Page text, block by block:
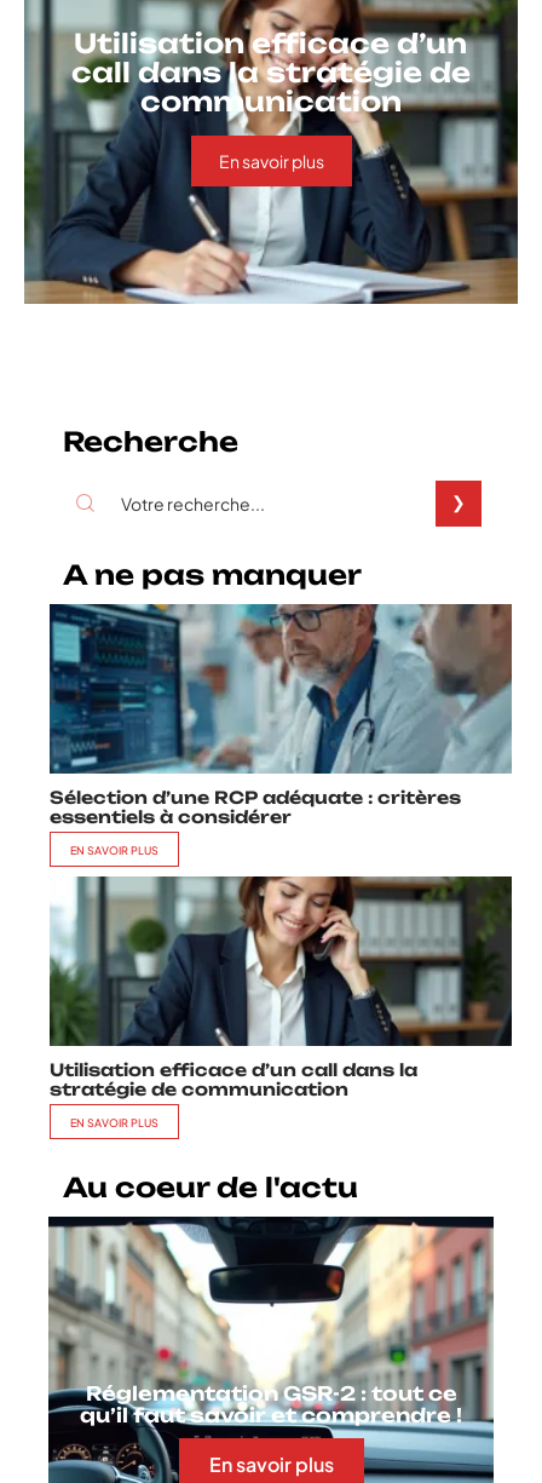
Utilisation efficace d’un
call dans la stratégie de
communication
En savoir plus
Recherche
A ne pas manquer
Sélection d’une RCP adéquate : critères
essentiels à considérer
EN SAVOIR PLUS
Utilisation efficace d’un call dans la
stratégie de communication
EN SAVOIR PLUS
Au coeur de l'actu
Réglementation GSR-2 : tout ce
qu’il faut savoir et comprendre !
En savoir plus